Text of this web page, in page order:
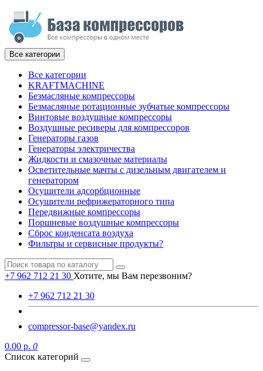
Все категории
Все категории
KRAFTMACHINE
Безмасляные компрессоры
Безмасляные ротационные зубчатые компрессоры
Винтовые воздушные компрессоры
Воздушные ресиверы для компрессоров
Генераторы газов
Генераторы электричества
Жидкости и смазочные материалы
Осветительные мачты с дизельным двигателем и
генератором
Осушители адсорбционные
Осушители рефрижераторного типа
Передвижные компрессоры
Поршневые воздушные компрессоры
Сброс конденсата воздуха
Фильтры и сервисные продукты?
+7 962 712 21 30 Хотите, мы Вам перезвоним?
+7 962 712 21 30
compressor-base@yandex.ru
0.00 р. 0
Список категорий